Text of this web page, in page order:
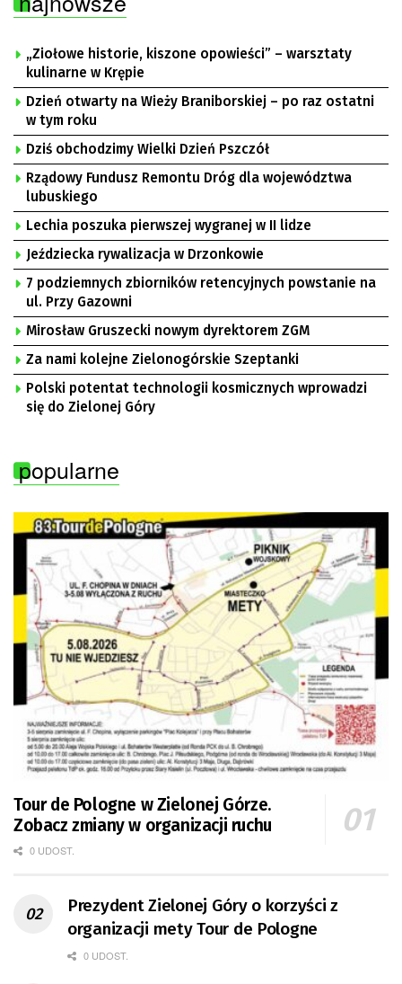
„Ziołowe historie, kiszone opowieści” – warsztaty
kulinarne w Krępie
Dzień otwarty na Wieży Braniborskiej – po raz ostatni
w tym roku
Dziś obchodzimy Wielki Dzień Pszczół
Rządowy Fundusz Remontu Dróg dla województwa
lubuskiego
Lechia poszuka pierwszej wygranej w II lidze
Jeździecka rywalizacja w Drzonkowie
7 podziemnych zbiorników retencyjnych powstanie na
ul. Przy Gazowni
Mirosław Gruszecki nowym dyrektorem ZGM
Za nami kolejne Zielonogórskie Szeptanki
Polski potentat technologii kosmicznych wprowadzi
się do Zielonej Góry
popularne
Tour de Pologne w Zielonej Górze.
Zobacz zmiany w organizacji ruchu
0 UDOST.
Prezydent Zielonej Góry o korzyści z
organizacji mety Tour de Pologne
0 UDOST.